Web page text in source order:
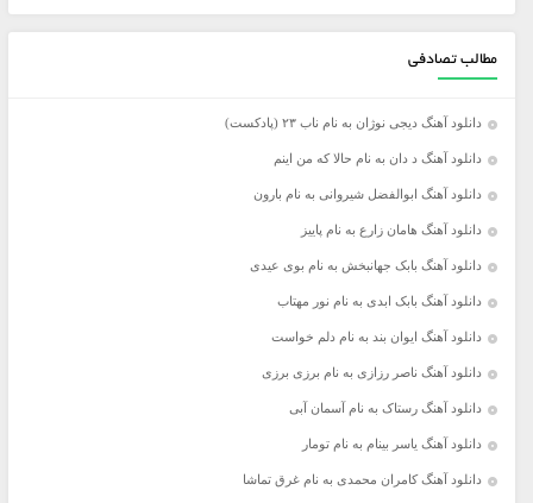
مطالب تصادفی
دانلود آهنگ دیجی نوژان به نام ناب ۲۳ (پادکست)
دانلود آهنگ د دان به نام حالا که من اینم
دانلود آهنگ ابوالفضل شیروانی به نام بارون
دانلود آهنگ هامان زارع به نام پاییز
دانلود آهنگ بابک جهانبخش به نام بوی عیدی
دانلود آهنگ بابک ابدی به نام نور مهتاب
دانلود آهنگ ایوان بند به نام دلم خواست
دانلود آهنگ ناصر رزازی به نام برزی برزی
دانلود آهنگ رستاک به نام آسمان آبی
دانلود آهنگ یاسر بینام به نام تومار
دانلود آهنگ کامران محمدی به نام غرق تماشا